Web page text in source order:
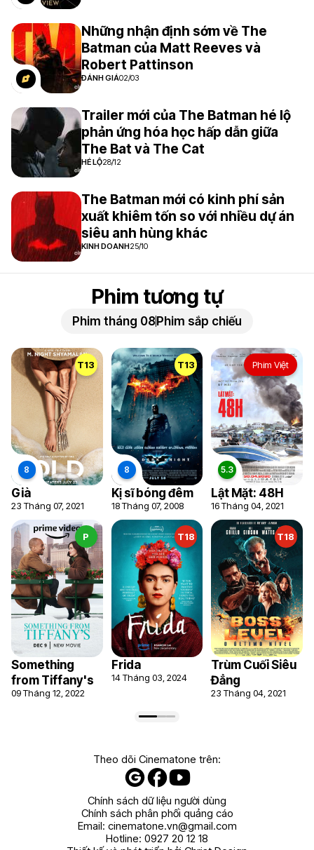
Những nhận định sớm về The
Batman của Matt Reeves và
Robert Pattinson
ĐÁNH GIÁ02/03
Trailer mới của The Batman hé lộ
phản ứng hóa học hấp dẫn giữa
The Bat và The Cat
HÉ LỘ28/12
The Batman mới có kinh phí sản
xuất khiêm tốn so với nhiều dự án
siêu anh hùng khác
KINH DOANH25/10
Phim tương tự
Phim tháng 08 Phim sắp chiếu
T13
Già
23 Tháng 07, 2021
T13
Kị sĩ bóng đêm
18 Tháng 07, 2008
Phim Việt
Lật Mặt: 48H
16 Tháng 04, 2021
P
Something
from Tiffany's
09 Tháng 12, 2022
T18
Frida
14 Tháng 03, 2024
T18
Trùm Cuối Siêu
Đẳng
23 Tháng 04, 2021
Theo dõi Cinematone trên:
Chính sách dữ liệu người dùng
Chính sách phân phối quảng cáo
Email: cinematone.vn@gmail.com
Hotline: 0927 20 12 18